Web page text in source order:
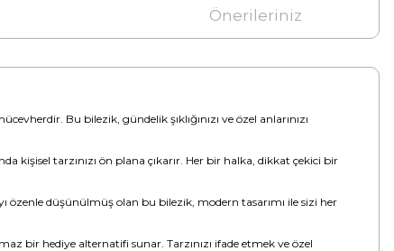
Önerileriniz
Bu bilezik, gündelik şıklığınızı ve özel anlarınızı
kişisel tarzınızı ön plana çıkarır. Her bir halka, dikkat çekici bir
özenle düşünülmüş olan bu bilezik, modern tasarımı ile sizi her
bir hediye alternatifi sunar. Tarzınızı ifade etmek ve özel